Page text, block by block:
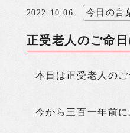
2022.10.06 今日の言
正受老人のご命日
本日は正受老人のご
今から三百一年前